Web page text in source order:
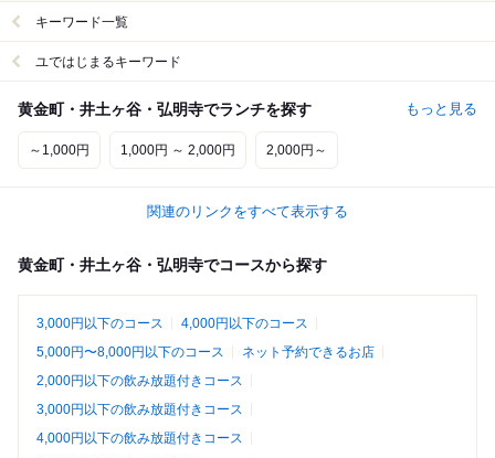
キーワード一覧
ユではじまるキーワード
黄金町・井土ヶ谷・弘明寺でランチを探す もっと見る
～1,000円 1,000円 ～ 2,000円 2,000円～
関連のリンクをすべて表示する
黄金町・井土ヶ谷・弘明寺でコースから探す
3,000円以下のコース
4,000円以下のコース
5,000円〜8,000円以下のコース
ネット予約できるお店
2,000円以下の飲み放題付きコース
3,000円以下の飲み放題付きコース
4,000円以下の飲み放題付きコース